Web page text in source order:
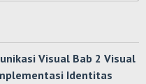
Visual Bab 2 Visual
Identitas